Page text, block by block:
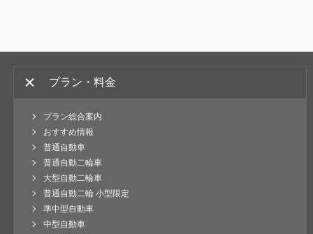
プラン・料金
プラン総合案内
おすすめ情報
普通自動車
普通自動二輪車
大型自動二輪車
普通自動二輪 小型限定
準中型自動車
中型自動車